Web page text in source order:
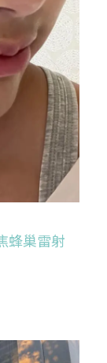
蜂巢雷射